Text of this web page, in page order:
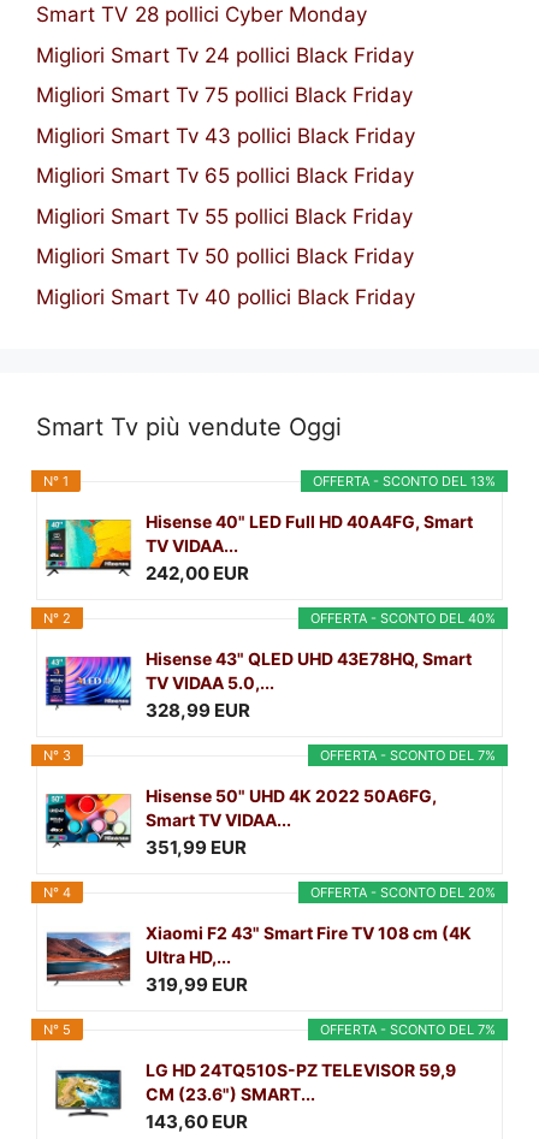
Smart TV 28 pollici Cyber Monday
Migliori Smart Tv 24 pollici Black Friday
Migliori Smart Tv 75 pollici Black Friday
Migliori Smart Tv 43 pollici Black Friday
Migliori Smart Tv 65 pollici Black Friday
Migliori Smart Tv 55 pollici Black Friday
Migliori Smart Tv 50 pollici Black Friday
Migliori Smart Tv 40 pollici Black Friday
Smart Tv più vendute Oggi
OFFERTA - SCONTO DEL 13%
N° 1
Hisense 40" LED Full HD 40A4FG, Smart
TV VIDAA...
242,00 EUR
OFFERTA - SCONTO DEL 40%
N° 2
Hisense 43" QLED UHD 43E78HQ, Smart
TV VIDAA 5.0,...
328,99 EUR
OFFERTA - SCONTO DEL 7%
N° 3
Hisense 50" UHD 4K 2022 50A6FG,
Smart TV VIDAA...
351,99 EUR
OFFERTA - SCONTO DEL 20%
N° 4
Xiaomi F2 43" Smart Fire TV 108 cm (4K
Ultra HD,...
319,99 EUR
OFFERTA - SCONTO DEL 7%
N° 5
LG HD 24TQ510S-PZ TELEVISOR 59,9
CM (23.6") SMART...
143,60 EUR